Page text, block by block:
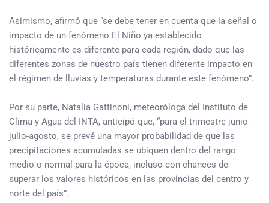
Asimismo, afirmó que “se debe tener en cuenta que la señal o
impacto de un fenómeno El Niño ya establecido
históricamente es diferente para cada región, dado que las
diferentes zonas de nuestro país tienen diferente impacto en
el régimen de lluvias y temperaturas durante este fenómeno”.
Por su parte, Natalia Gattinoni, meteoróloga del Instituto de
Clima y Agua del INTA, anticipó que, “para el trimestre junio-
julio-agosto, se prevé una mayor probabilidad de que las
precipitaciones acumuladas se ubiquen dentro del rango
medio o normal para la época, incluso con chances de
superar los valores históricos en las provincias del centro y
norte del país”.